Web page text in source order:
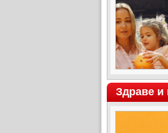
Здраве и